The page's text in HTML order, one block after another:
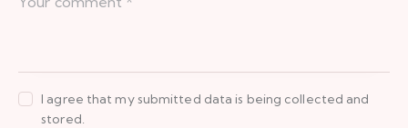
I agree that my submitted data is being collected and
stored.